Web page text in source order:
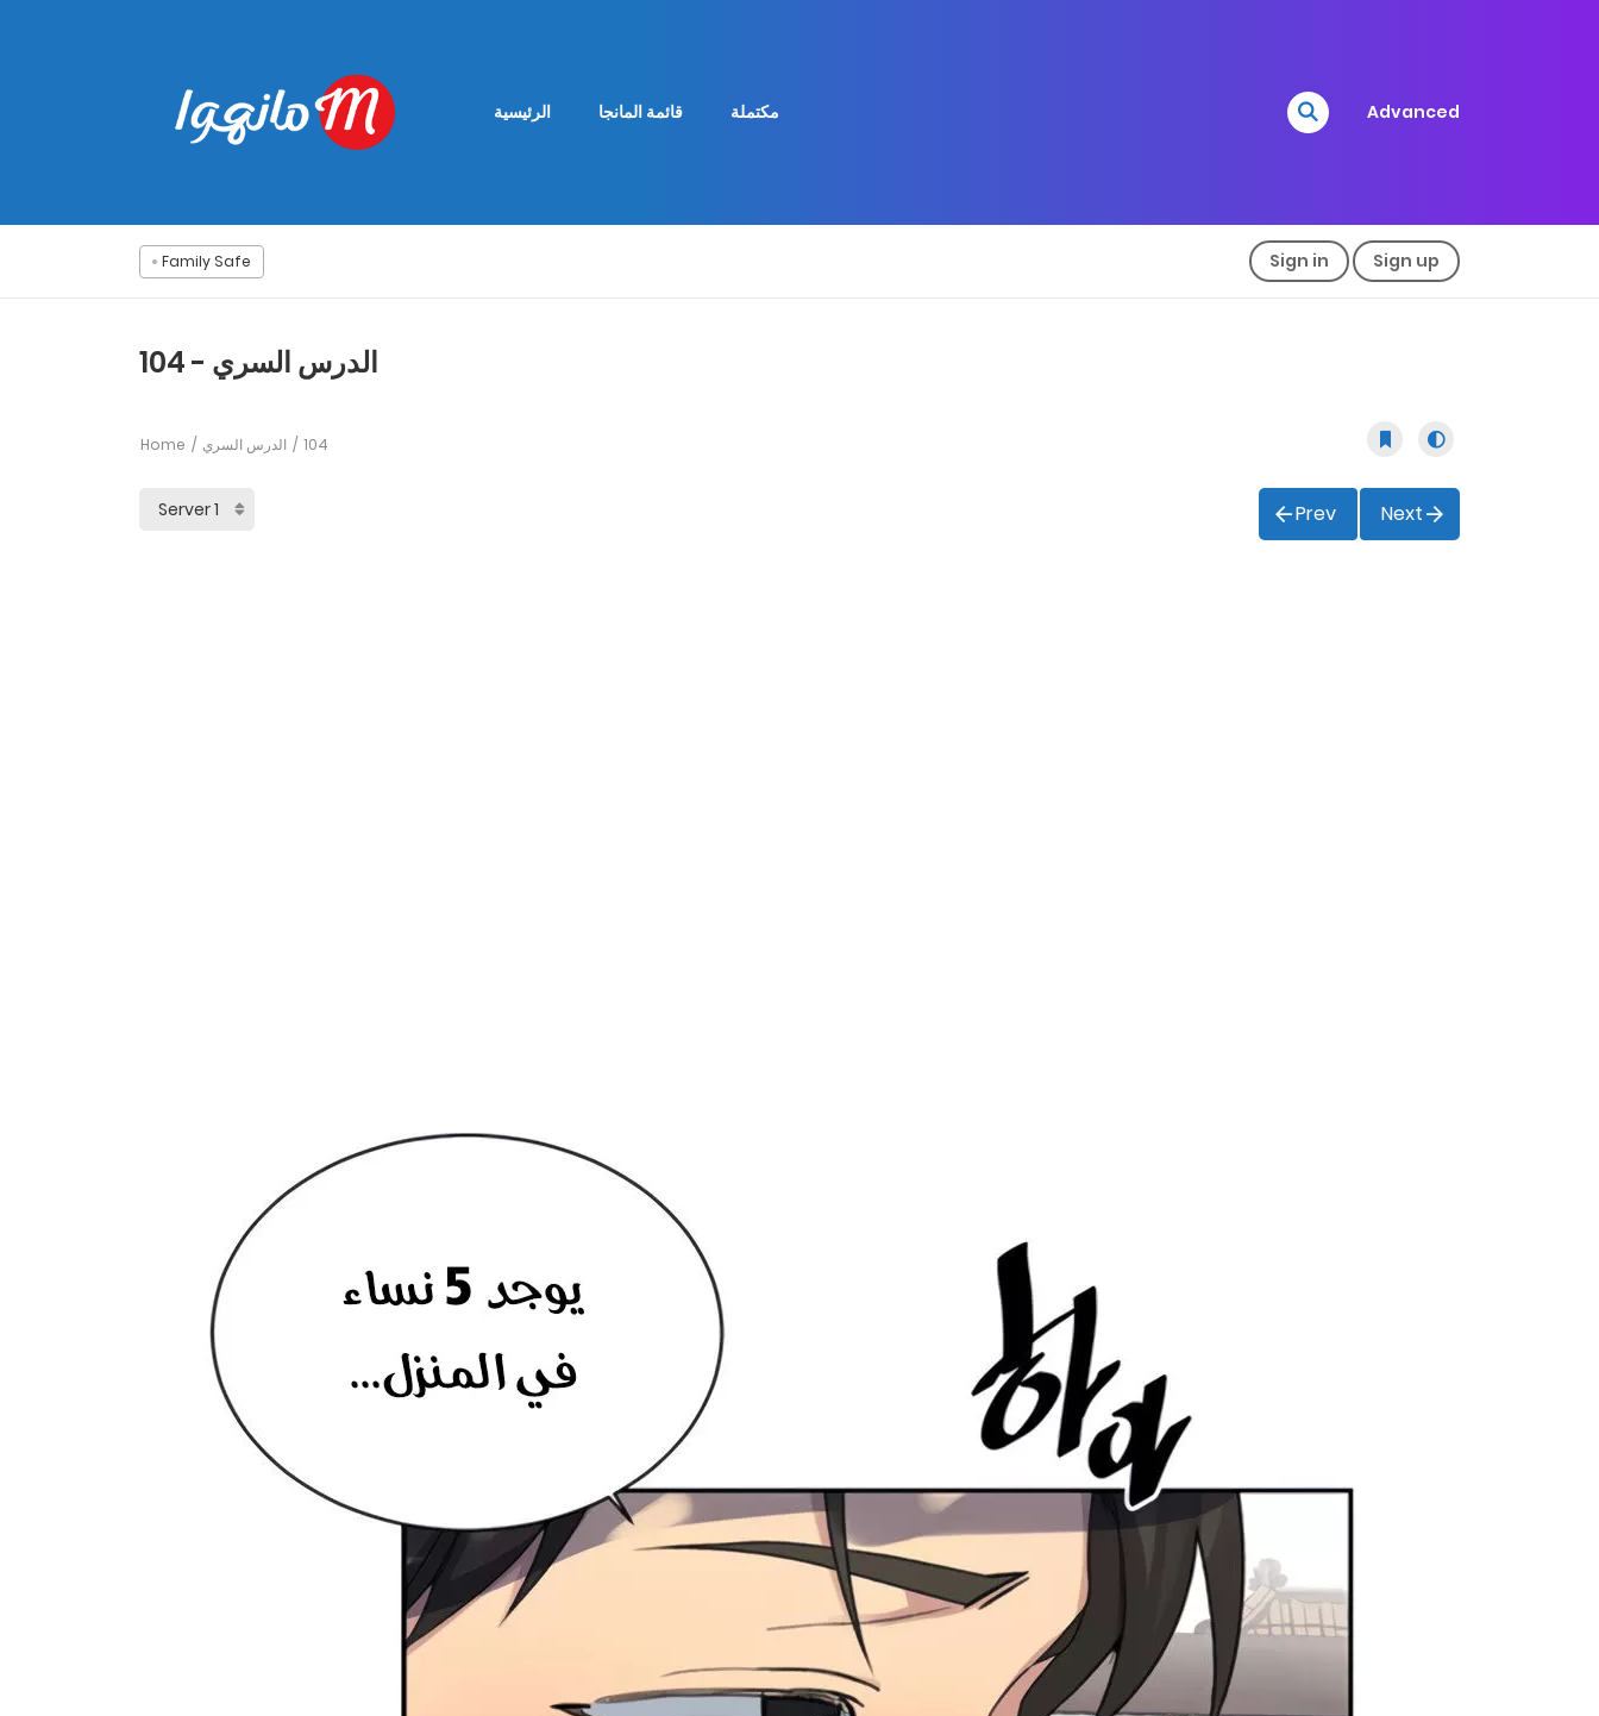
الرئيسية قائمة المانجا مكتملة Advanced
Family Safe Sign in Sign up
الدرس السري - 104
Home الدرس السري 104
Prev Next